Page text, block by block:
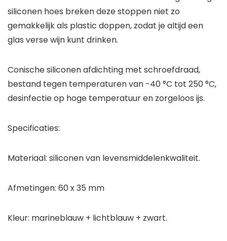
siliconen hoes breken deze stoppen niet zo
gemakkelijk als plastic doppen, zodat je altijd een
glas verse wijn kunt drinken.
Conische siliconen afdichting met schroefdraad,
bestand tegen temperaturen van -40 °C tot 250 °C,
desinfectie op hoge temperatuur en zorgeloos ijs.
Specificaties:
Materiaal: siliconen van levensmiddelenkwaliteit.
Afmetingen: 60 x 35 mm
Kleur: marineblauw + lichtblauw + zwart.